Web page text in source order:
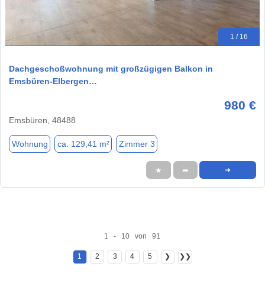
1 / 16
Dachgeschoßwohnung mit großzügigen Balkon in
Emsbüren-Elbergen…
980 €
Emsbüren, 48488
Wohnung ca. 129,41 m² Zimmer 3
★ ➦ ➜
1 - 10 von 91
1 2 3 4 5 ❯ ❯❯